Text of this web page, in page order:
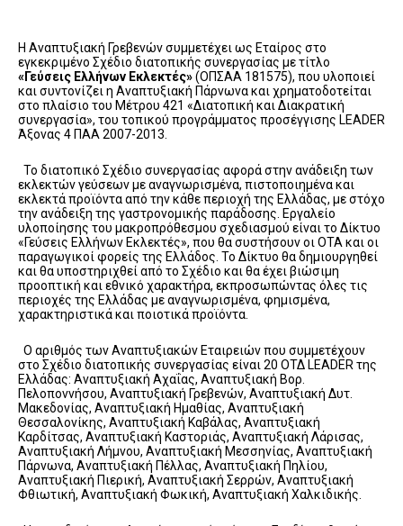
Η Αναπτυξιακή Γρεβενών συμμετέχει ως Εταίρος στο
εγκεκριμένο Σχέδιο διατοπικής συνεργασίας με τίτλο
«Γεύσεις Ελλήνων Εκλεκτές»(ΟΠΣΑΑ 181575), που υλοποιεί
και συντονίζει η Αναπτυξιακή Πάρνωνα και χρηματοδοτείται
στο πλαίσιο του Μέτρου 421 «Διατοπική και Διακρατική
συνεργασία», του τοπικού προγράμματος προσέγγισης LEADER
Άξονας 4 ΠΑΑ 2007-2013.
Το διατοπικό Σχέδιο συνεργασίας αφορά στην ανάδειξη των
εκλεκτών γεύσεων με αναγνωρισμένα, πιστοποιημένα και
εκλεκτά προϊόντα από την κάθε περιοχή της Ελλάδας, με στόχο
την ανάδειξη της γαστρονομικής παράδοσης. Εργαλείο
υλοποίησης του μακροπρόθεσμου σχεδιασμού είναι το Δίκτυο
«Γεύσεις Ελλήνων Εκλεκτές», που θα συστήσουν οι ΟΤΑ και οι
παραγωγικοί φορείς της Ελλάδος. Το Δίκτυο θα δημιουργηθεί
και θα υποστηριχθεί από το Σχέδιο και θα έχει βιώσιμη
προοπτική και εθνικό χαρακτήρα, εκπροσωπώντας όλες τις
περιοχές της Ελλάδας με αναγνωρισμένα, φημισμένα,
χαρακτηριστικά και ποιοτικά προϊόντα.
Ο αριθμός των Αναπτυξιακών Εταιρειών που συμμετέχουν
στο Σχέδιο διατοπικής συνεργασίας είναι 20 ΟΤΔ LEADER της
Ελλάδας: Αναπτυξιακή Αχαΐας, Αναπτυξιακή Βορ.
Πελοποννήσου, Αναπτυξιακή Γρεβενών, Αναπτυξιακή Δυτ.
Μακεδονίας, Αναπτυξιακή Ημαθίας, Αναπτυξιακή
Θεσσαλονίκης, Αναπτυξιακή Καβάλας, Αναπτυξιακή
Καρδίτσας, Αναπτυξιακή Καστοριάς, Αναπτυξιακή Λάρισας,
Αναπτυξιακή Λήμνου, Αναπτυξιακή Μεσσηνίας, Αναπτυξιακή
Πάρνωνα, Αναπτυξιακή Πέλλας, Αναπτυξιακή Πηλίου,
Αναπτυξιακή Πιερική, Αναπτυξιακή Σερρών, Αναπτυξιακή
Φθιωτική, Αναπτυξιακή Φωκική, Αναπτυξιακή Χαλκιδικής.